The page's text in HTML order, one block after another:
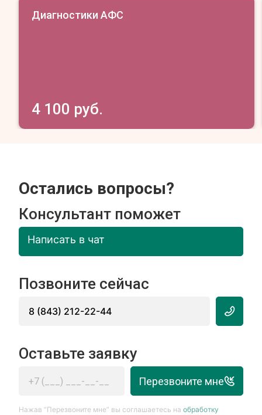
Диагностики АФС
4 100 руб.
Остались вопросы?
Консультант поможет
Написать в чат
Позвоните сейчас
8 (843) 212-22-44
Оставьте заявку
Перезвоните мне
Нажав “Перезвоните мне” вы соглашаетесь наобработку